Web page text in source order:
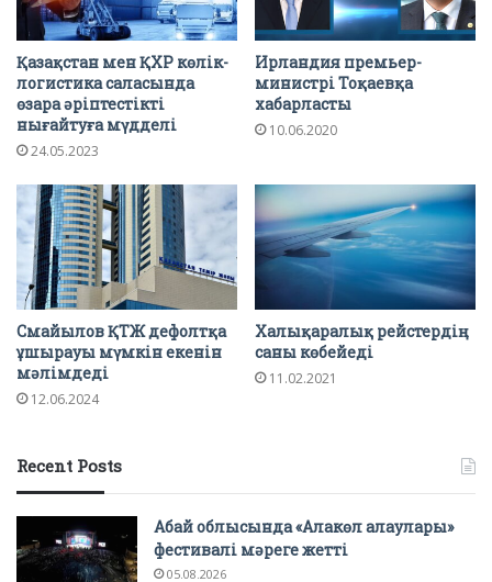
Қазақстан мен ҚХР көлік-
логистика саласында
өзара әріптестікті
нығайтуға мүдделі
24.05.2023
Ирландия премьер-
министрі Тоқаевқа
хабарласты
10.06.2020
Смайылов ҚТЖ дефолтқа
ұшырауы мүмкін екенін
мәлімдеді
12.06.2024
Халықаралық рейстердің
саны көбейеді
11.02.2021
Recent Posts
Абай облысында «Алакөл алаулары»
фестивалі мәреге жетті
05.08.2026